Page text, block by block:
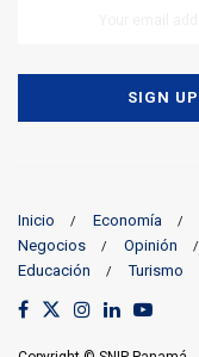
Inicio Economía
Negocios
Opinión
Educación
Turismo